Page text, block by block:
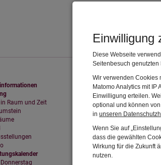
Einwilligung
Diese Webseite
Seitenbesuch
Wir verwenden Cookies
Matomo Analytics mit
Einwilligung erteilen.
optional und können
in unseren
Wenn Sie auf
dass die gewählten
Wirkung für die Zukunft
nutzen.
Raum und Zeit